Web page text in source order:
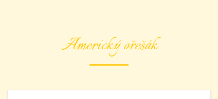
Americký ořešák